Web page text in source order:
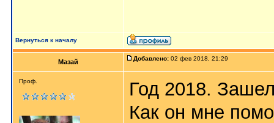
Вернуться к началу
Мазай Добавлено: 02 фев 2018, 21:29
Проф.
Год 2018.
Как он мне